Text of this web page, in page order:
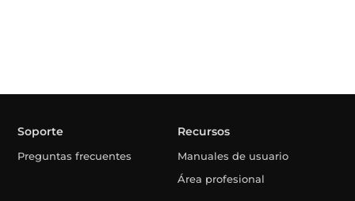
Soporte
Preguntas frecuentes
Recursos
Manuales de usuario
Área profesional